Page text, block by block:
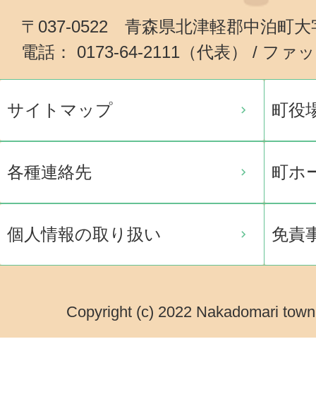
〒037-0522 青森県北津軽郡中泊町大
電話： 0173-64-2111（代表） / ファ
サイトマップ 町役
各種連絡先 町ホ
個人情報の取り扱い 免責
Copyright (c) 2022 Nakadomari